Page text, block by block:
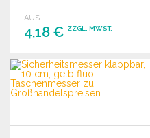
AUS
4,18 € ZZGL. MWST.
BESTELLEN
Angebot anfordern